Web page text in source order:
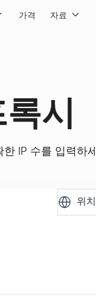
가격 자료
시
IP 수를 입력하
위